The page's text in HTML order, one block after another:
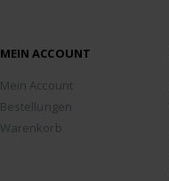
MEIN ACCOUNT
Mein Account
Bestellungen
Warenkorb